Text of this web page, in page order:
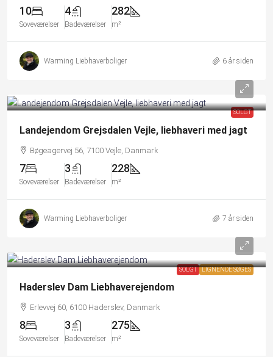
10
Soveværelser
4
Badeværelser
282
m²
Warming Liebhaverboliger 6 år siden
SOLGT
Landejendom Grejsdalen Vejle, liebhaveri med jagt
Bøgeagervej 56, 7100 Vejle, Danmark
7
Soveværelser
3
Badeværelser
228
m²
Warming Liebhaverboliger 7 år siden
SOLGT LIGNENDE SØGES
Haderslev Dam Liebhaverejendom
Erlevvej 60, 6100 Haderslev, Danmark
8
Soveværelser
3
Badeværelser
275
m²